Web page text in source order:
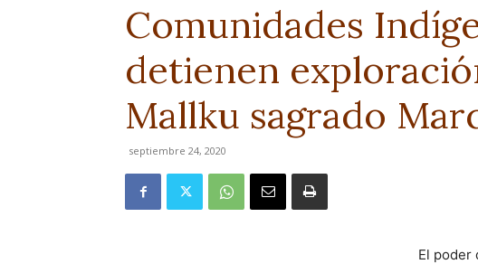
Comunidades
detienen
Mallku sagrado
septiembre 24, 2020
El poder